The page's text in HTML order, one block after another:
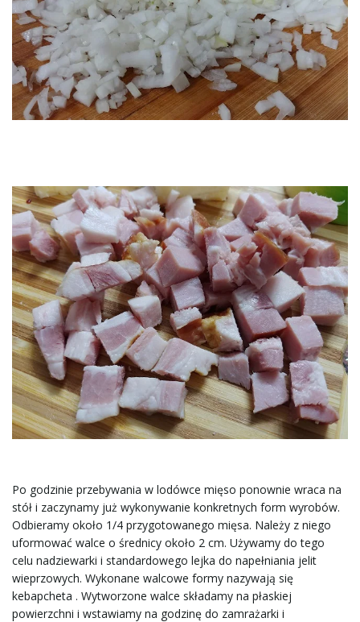
Po godzinie przebywania w lodówce mięso ponownie wraca na
stół i zaczynamy już wykonywanie konkretnych form wyrobów.
Odbieramy około 1/4 przygotowanego mięsa. Należy z niego
uformować walce o średnicy około 2 cm. Używamy do tego
celu nadziewarki i standardowego lejka do napełniania jelit
wieprzowych. Wykonane walcowe formy nazywają się
kebapcheta . Wytworzone walce składamy na płaskiej
powierzchni i wstawiamy na godzinę do zamrażarki i